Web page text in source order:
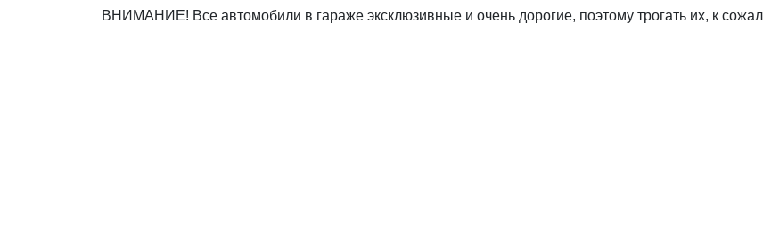
ВНИМАНИЕ! Все автомобили в гараже эксклюзивные и очень дорогие, поэтому трогать их, к